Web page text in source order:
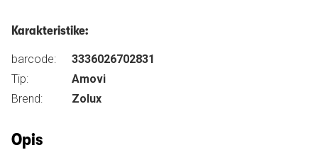
Karakteristike:
barcode:
3336026702831
Tip:
Amovi
Brend:
Zolux
Opis